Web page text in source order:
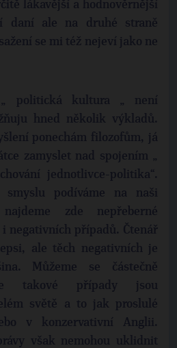
lákavější a hodnověrnější
daní ale na druhé straně
se mi též nejeví jako ne
politická kultura „ není
hned několik výkladů.
ponechám filozofům, já
zamyslet nad spojením „
jednotlivce-politika“.
podíváme na naši
zde nepřeberné
negativních případů. Čtenář
ale těch negativních je
Můžeme se částečně
takové případy jsou
světě a to jak proslulé
v konzervativní Anglii.
však nemohou uklidnit